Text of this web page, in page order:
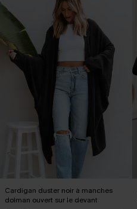
Cardigan duster noir à manches
dolman ouvert sur le devant